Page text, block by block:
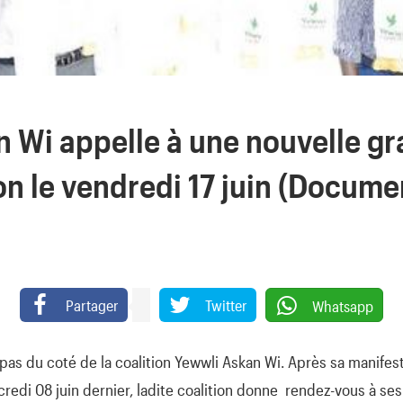
Wi appelle à une nouvelle
le vendredi 17 juin
Partager Twitter Whatsapp
du coté de la coalition Yewwli Askan Wi. Après sa
08 juin dernier, ladite coalition donne rendez-vous à